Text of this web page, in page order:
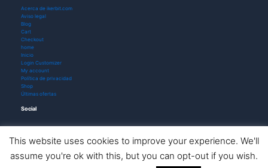
Acerca de ikerbit.com
Aviso legal
Blog
Cart
Checkout
home
Inicio
Login Customizer
My account
Política de privacidad
Shop
Últimas ofertas
Social
Todos los derechos © 2026 ikerbit |Aviso de afiliación
This website uses cookies to improve your experience. We'll
assume you're ok with this, but you can opt-out if you wish.